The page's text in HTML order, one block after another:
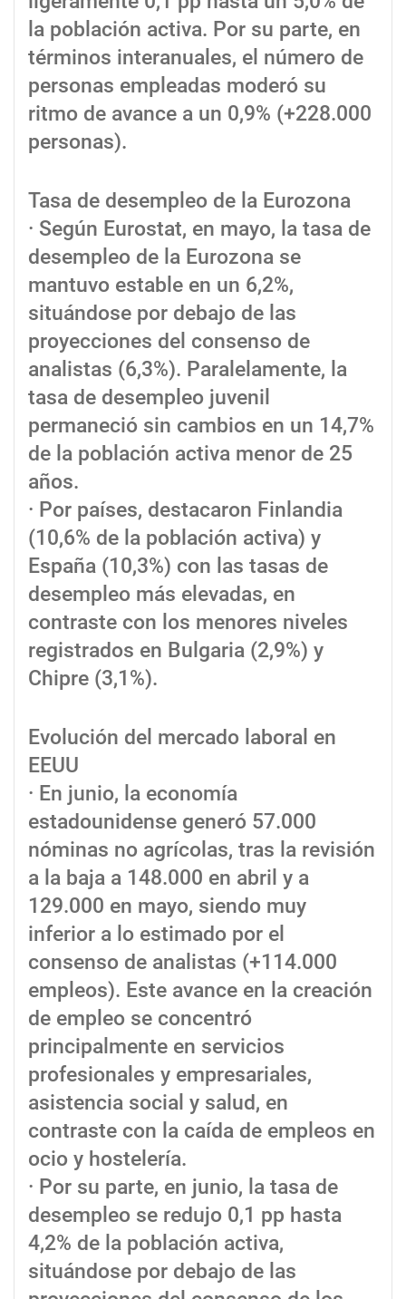
la población activa. Por su parte, en
términos interanuales, el número de
personas empleadas moderó su
ritmo de avance a un 0,9% (+228.000
personas).
Tasa de desempleo de la Eurozona
· Según Eurostat, en mayo, la tasa de
desempleo de la Eurozona se
mantuvo estable en un 6,2%,
situándose por debajo de las
proyecciones del consenso de
analistas (6,3%). Paralelamente, la
tasa de desempleo juvenil
permaneció sin cambios en un 14,7%
de la población activa menor de 25
años.
· Por países, destacaron Finlandia
(10,6% de la población activa) y
España (10,3%) con las tasas de
desempleo más elevadas, en
contraste con los menores niveles
registrados en Bulgaria (2,9%) y
Chipre (3,1%).
Evolución del mercado laboral en
EEUU
· En junio, la economía
estadounidense generó 57.000
nóminas no agrícolas, tras la revisión
a la baja a 148.000 en abril y a
129.000 en mayo, siendo muy
inferior a lo estimado por el
consenso de analistas (+114.000
empleos). Este avance en la creación
de empleo se concentró
principalmente en servicios
profesionales y empresariales,
asistencia social y salud, en
contraste con la caída de empleos en
ocio y hostelería.
· Por su parte, en junio, la tasa de
desempleo se redujo 0,1 pp hasta
4,2% de la población activa,
situándose por debajo de las